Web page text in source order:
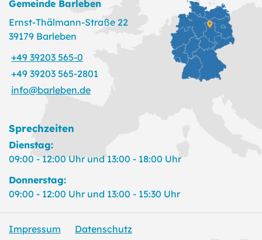
Gemeinde Barleben
Ernst-Thälmann-Straße 22
39179 Barleben
+49 39203 565-0
+49 39203 565-2801
info@barleben.de
Sprechzeiten
Dienstag:
09:00 - 12:00 Uhr und 13:00 - 18:00 Uhr
Donnerstag:
09:00 - 12:00 Uhr und 13:00 - 15:30 Uhr
Impressum Datenschutz